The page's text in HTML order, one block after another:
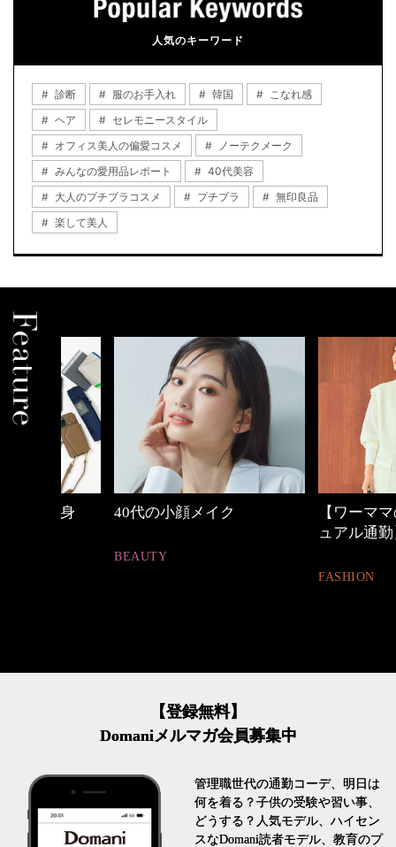
人気のキーワード
診断 服のお手入れ 韓国
こなれ感
ヘア
セレモニースタイル
オフィス美人の偏愛コスメ
ノーテクメーク
みんなの愛用品レポート
40代美容
大人のプチプラコスメ
プチプラ
無印良品
楽して美人
40代の小顔メイク
BEAUTY
【ワーママのきれ
ュアル通勤】
FASHION
【登録無料】
Domaniメルマガ会員募集中
管理職世代の通勤コーデ、明日は
何を着る？子供の受験や習い事、
どうする？人気モデル、ハイセン
スなDomani読者モデル、教育のプ